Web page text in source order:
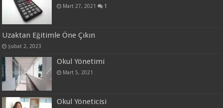
Mart 27, 2021 1
Uzaktan Eğitimle Öne Çıkın
Şubat 2, 2023
Okul Yönetimi
Mart 5, 2021
Okul Yöneticisi